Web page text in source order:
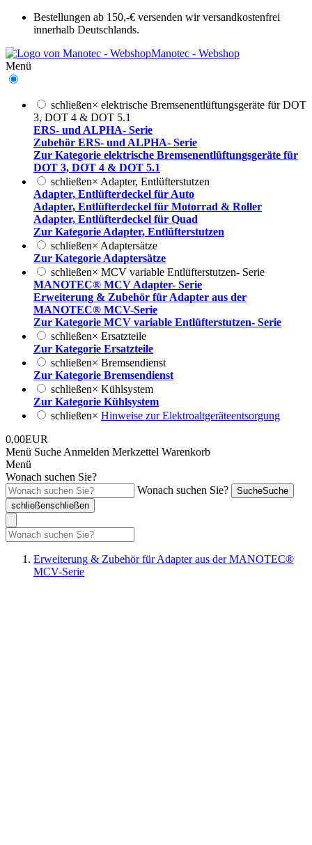
Bestellungen ab 150,-€ versenden wir versandkostenfrei
innerhalb Deutschlands.
Manotec - Webshop
Menü
schließen× elektrische Bremsenentlüftungsgeräte für DOT
3, DOT 4 & DOT 5.1
ERS- und ALPHA- Serie
Zubehör ERS- und ALPHA- Serie
Zur Kategorie elektrische Bremsenentlüftungsgeräte für
DOT 3, DOT 4 & DOT 5.1
schließen× Adapter, Entlüfterstutzen
Adapter, Entlüfterdeckel für Auto
Adapter, Entlüfterdeckel für Motorrad & Roller
Adapter, Entlüfterdeckel für Quad
Zur Kategorie Adapter, Entlüfterstutzen
schließen× Adaptersätze
Zur Kategorie Adaptersätze
schließen× MCV variable Entlüfterstutzen- Serie
MANOTEC® MCV Adapter- Serie
Erweiterung & Zubehör für Adapter aus der
MANOTEC® MCV-Serie
Zur Kategorie MCV variable Entlüfterstutzen- Serie
schließen× Ersatzteile
Zur Kategorie Ersatzteile
schließen× Bremsendienst
Zur Kategorie Bremsendienst
schließen× Kühlsystem
Zur Kategorie Kühlsystem
schließen× Hinweise zur Elektroaltgeräteentsorgung
0,00EUR
Menü Suche Anmelden Merkzettel Warenkorb
Menü
Wonach suchen Sie?
Wonach suchen Sie?
SucheSuche
schließenschließen
Erweiterung & Zubehör für Adapter aus der MANOTEC®
MCV-Serie